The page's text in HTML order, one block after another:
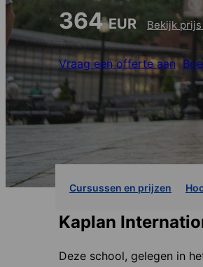
364EUR Bekijk
Vraag een offerte aan
Cursussen en prijzen
Kaplan
Deze school, gelegen in